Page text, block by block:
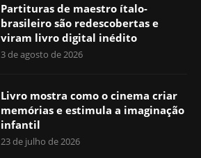
Partituras de maestro ítalo-
brasileiro são redescobertas e
viram livro digital inédito
3 de agosto de 2026
Livro mostra como o cinema criar
memórias e estimula a imaginação
infantil
23 de julho de 2026